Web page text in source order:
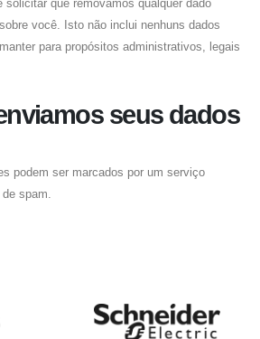
solicitar que removamos qualquer dado
você. Isto não inclui nenhuns dados
para propósitos administrativos, legais
seus dados
podem ser marcados por um serviço
spam.